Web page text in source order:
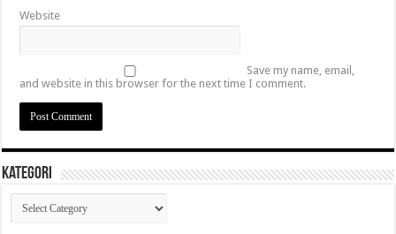
Website
Save my name, email,
and website in this browser for the next time I comment.
Kategori
Kategori